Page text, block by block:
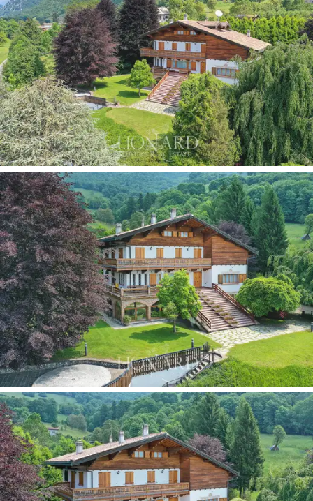
餐區，磚塊和壁爐，帶台球桌的遊戲室以及帶室
內溫水游泳池，更衣室和淋浴的康體區以及更衣
室和浴室。
為了在著名的巴齊奧（Barzio）鎮完成這棟宏偉的
別墅的出售，還設有一個約100平方米的門房，兩
個大車庫，並有可能在花園中創建多個運動場
所，例如足球場或網球場。